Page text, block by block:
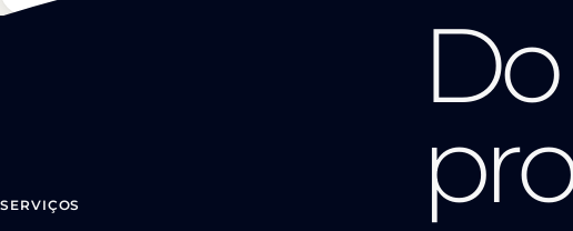
SERVIÇOS